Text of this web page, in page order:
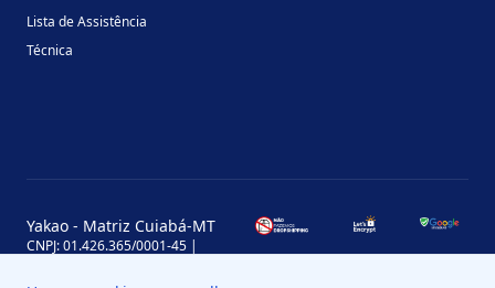
Lista de Assistência
Técnica
Yakao - Matriz Cuiabá-MT
CNPJ: 01.426.365/0001-45 |